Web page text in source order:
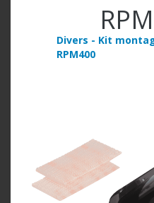
Divers - Kit
RPM400